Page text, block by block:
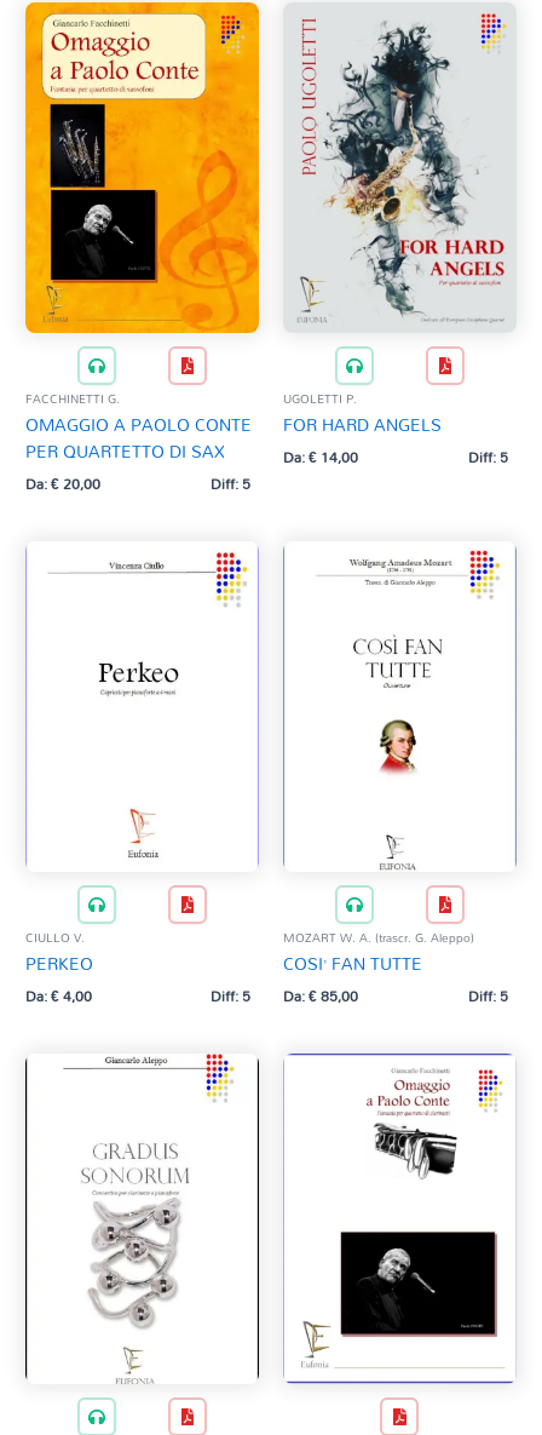
FACCHINETTI G.
OMAGGIO A PAOLO CONTE
PER QUARTETTO DI SAX
Da:€20,00 Diff: 5
UGOLETTI P.
FOR HARD ANGELS
Da:€14,00 Diff: 5
CIULLO V.
PERKEO
Da:€4,00 Diff: 5
MOZART W. A. (trascr. G. Aleppo)
COSI’ FAN TUTTE
Da:€85,00 Diff: 5